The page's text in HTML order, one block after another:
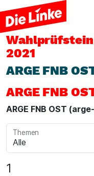
Wahlprüfstein
2021
ARGE FNB
ARGE FNB
ARGE FNB OST
Themen
1